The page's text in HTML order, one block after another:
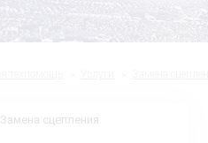
Замена сцепления